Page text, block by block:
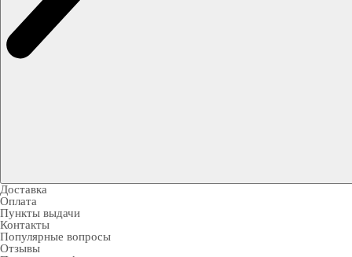
Доставка
Оплата
Пункты выдачи
Контакты
Популярные вопросы
Отзывы